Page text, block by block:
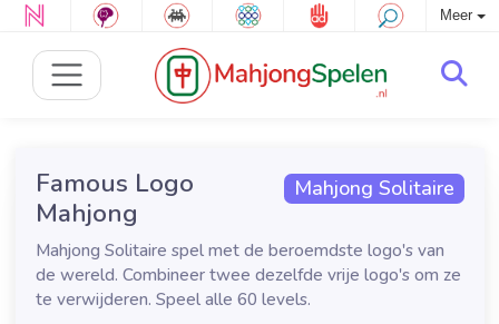
Meer
Mahjong Solitaire
Famous Logo
Mahjong
Mahjong Solitaire spel met de beroemdste logo's van
de wereld. Combineer twee dezelfde vrije logo's om ze
te verwijderen. Speel alle 60 levels.